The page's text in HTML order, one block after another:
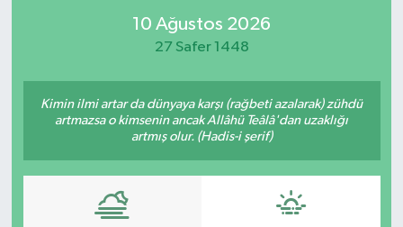
10 Ağustos 2026
27 Safer 1448
Kimin ilmi artar da dünyaya karşı (rağbeti azalarak) zühdü
artmazsa o kimsenin ancak Allâhü Teâlâ'dan uzaklığı
artmış olur. (Hadis-i şerif)